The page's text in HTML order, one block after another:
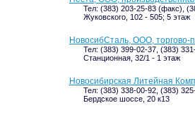
Тел: (383) 203-25-83 (факс),
Жуковского, 102 - 505; 5 этаж
НовосибСталь, ООО, торгово-
Тел: (383) 399-02-37, (383)
Станционная, 32/1 - 1 этаж
Новосибирская Литейная
Тел: (383) 338-00-92, (383)
Бердское шоссе, 20 к13